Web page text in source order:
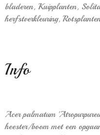
bladeren, Kuipplanten,
herfstverkleuring,
Info
Acer palmatum
heester/boom met een